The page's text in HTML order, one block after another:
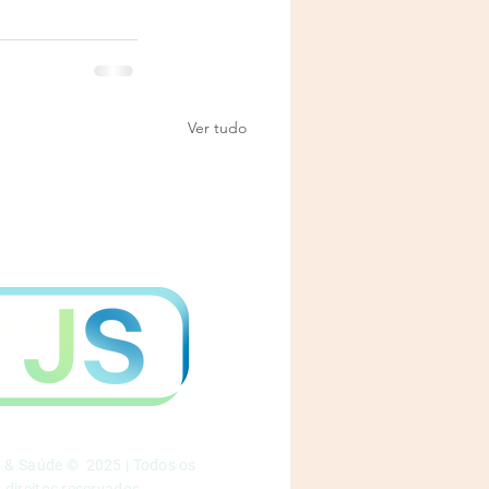
Ver tudo
Saúde © 2025 | Todos os